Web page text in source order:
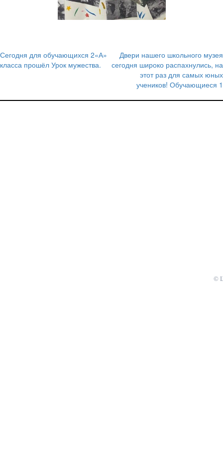
Навигация
Сегодня для обучающихся 2«А»
класса прошёл Урок мужества.
Двери нашего школьного музея
сегодня широко распахнулись, на
этот раз для самых юных
учеников! Обучающиеся 1
©